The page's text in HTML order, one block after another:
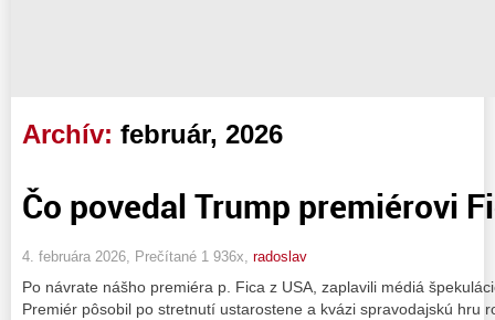
Archív: február, 2026
Čo povedal Trump premiérovi
4. februára 2026, Prečítané 1 936x, radoslav
Po návrate nášho premiéra p. Fica z USA, zaplavili médiá
Premiér pôsobil po stretnutí ustarostene a kvázi spravodajskú hru